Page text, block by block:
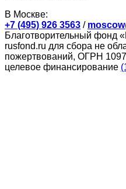
В Москве:
+7 (495) 926 3563 /
Благотворительный фонд
rusfond.ru для сбора не
пожертвований, ОГРН
целевое финансирование